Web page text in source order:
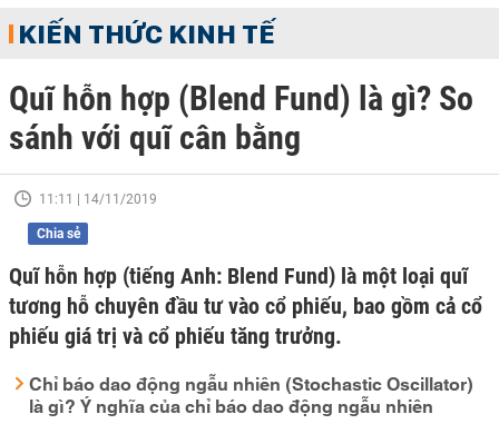
KIẾN THỨC KINH TẾ
Quĩ hỗn hợp (Blend Fund) là gì? So
sánh với quĩ cân bằng
11:11 | 14/11/2019
Chia sẻ
Quĩ hỗn hợp (tiếng Anh: Blend Fund) là một loại quĩ
tương hỗ chuyên đầu tư vào cổ phiếu, bao gồm cả cổ
phiếu giá trị và cổ phiếu tăng trưởng.
Chỉ báo dao động ngẫu nhiên (Stochastic Oscillator)
là gì? Ý nghĩa của chỉ báo dao động ngẫu nhiên